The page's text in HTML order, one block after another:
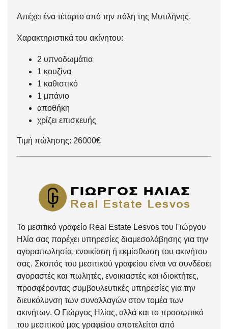
Απέχει ένα τέταρτο από την πόλη της Μυτιλήνης.
Χαρακτηριστικά του ακίνητου:
2 υπνοδωμάτια
1 κουζίνα
1 καθιστικό
1 μπάνιο
αποθήκη
χρίζει επισκευής
Τιμή πώλησης: 26000€
Το μεσιτικό γραφείο Real Estate Lesvos του Γιώργου
Ηλία σας παρέχει υπηρεσίες διαμεσολάβησης για την
αγοραπωλησία, ενοικίαση ή εκμίσθωση του ακινήτου
σας. Σκοπός του μεσιτικού γραφείου είναι να συνδέσει
αγοραστές και πωλητές, ενοικιαστές και ιδιοκτήτες,
προσφέροντας συμβουλευτικές υπηρεσίες για την
διευκόλυνση των συναλλαγών στον τομέα των
ακινήτων. Ο Γιώργος Ηλίας, αλλά και το προσωπικό
του μεσιτικού μας γραφείου αποτελείται από